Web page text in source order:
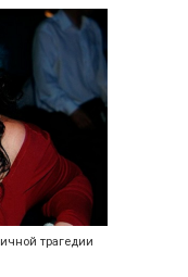
трагедии